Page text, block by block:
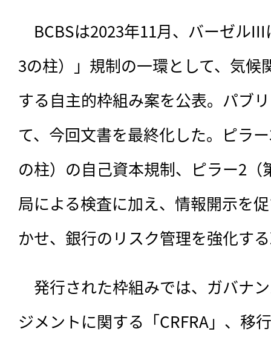
BCBSは2023年11月、 バーゼル
3の柱）」規制の一環として、気候
する自主的枠組み案を公表。パブ
て、今回文書を最終化した。ピラ
の柱）の自己資本規制、ピラー2（
局による検査に加え、情報開示を
かせ、銀行のリスク管理を強化す
発行された枠組みでは、ガバナ
ジメントに関する「CRFRA」、移